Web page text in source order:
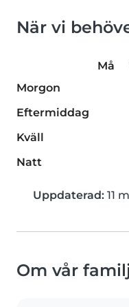
När vi
Må
Morgon
Eftermiddag
Kväll
Natt
Uppdaterad: 11
Om vår